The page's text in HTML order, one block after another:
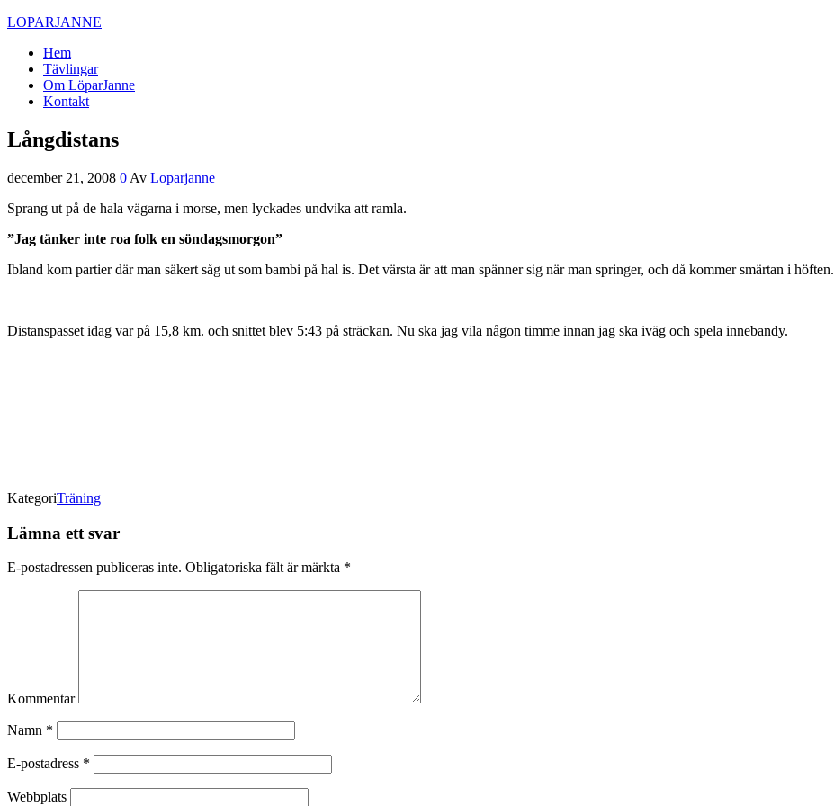
LOPARJANNE
Hem
Tävlingar
Om LöparJanne
Kontakt
Långdistans
december 21, 2008 0 Av Loparjanne
Sprang ut på de hala vägarna i morse, men lyckades undvika att ramla.
”Jag tänker inte roa folk en söndagsmorgon”
Ibland kom partier där man säkert såg ut som bambi på hal is. Det värsta är att man spänner sig när man springer, och då kommer smärtan i höften.
Distanspasset idag var på 15,8 km. och snittet blev 5:43 på sträckan. Nu ska jag vila någon timme innan jag ska iväg och spela innebandy.
KategoriTräning
Lämna ett svar
E-postadressen publiceras inte. Obligatoriska fält är märkta *
Kommentar
Namn *
E-postadress *
Webbplats